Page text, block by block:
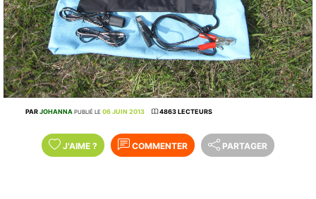
PARJOHANNA PUBLIÉ LE 06 JUIN 2013 4863 LECTEURS
J'AIME ? COMMENTER PARTAGER